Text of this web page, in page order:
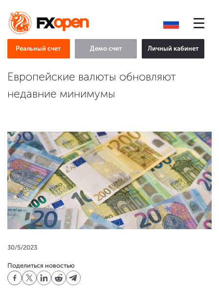
Реальный счет Демо счет Личный кабинет
Европейские валюты обновляют
недавние минимумы
30/5/2023
Поделиться новостью